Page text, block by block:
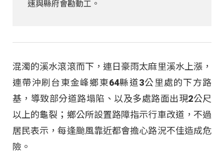
速與縣府會勘動工。
混濁的溪水滾滾而下，連日豪雨太麻里溪水上漲，
連帶沖刷台東金峰鄉東64縣道3公里處的下方路
基，導致部分道路塌陷、以及多處路面出現2公尺
以上的龜裂；鄉公所設置路障指示行車改道，不過
居民表示，每逢颱風靠近都會擔心路況不佳造成危
險。